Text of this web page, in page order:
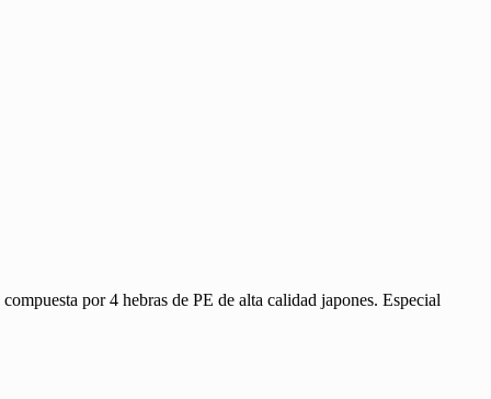
por 4 hebras de PE de alta calidad japones. Especial